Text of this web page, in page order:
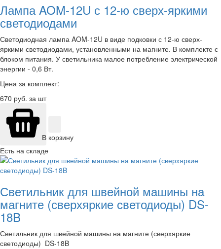
Лампа AOM-12U с 12-ю сверх-яркими
светодиодами
Светодиодная лампа AOM-12U в виде подковки с 12-ю сверх-
яркими светодиодами, установленными на магните. В комплекте с
блоком питания. У светильника малое потребление электрической
энергии - 0,6 Вт.
Цена за комплект:
670 руб. за шт
В корзину
Есть на складе
Светильник для швейной машины на
магните (сверхяркие светодиоды) DS-
18B
Светильник для швейной машины на магните (сверхяркие
светодиоды) DS-18B